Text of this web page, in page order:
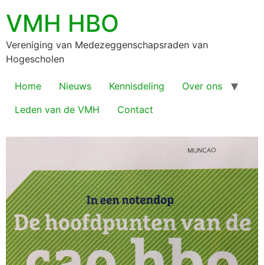
VMH HBO
Vereniging van Medezeggenschapsraden van
Hogescholen
Home Nieuws Kennisdeling
Over ons
Leden van de VMH
Contact